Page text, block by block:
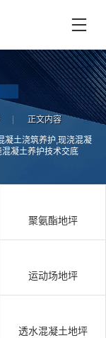
正文内容
凝土浇筑养护,现浇混凝
凝土养护技术交底
聚氨酯地坪
运动场地坪
透水混凝土地坪